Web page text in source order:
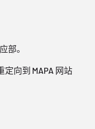
部。
向到 MAPA 网站